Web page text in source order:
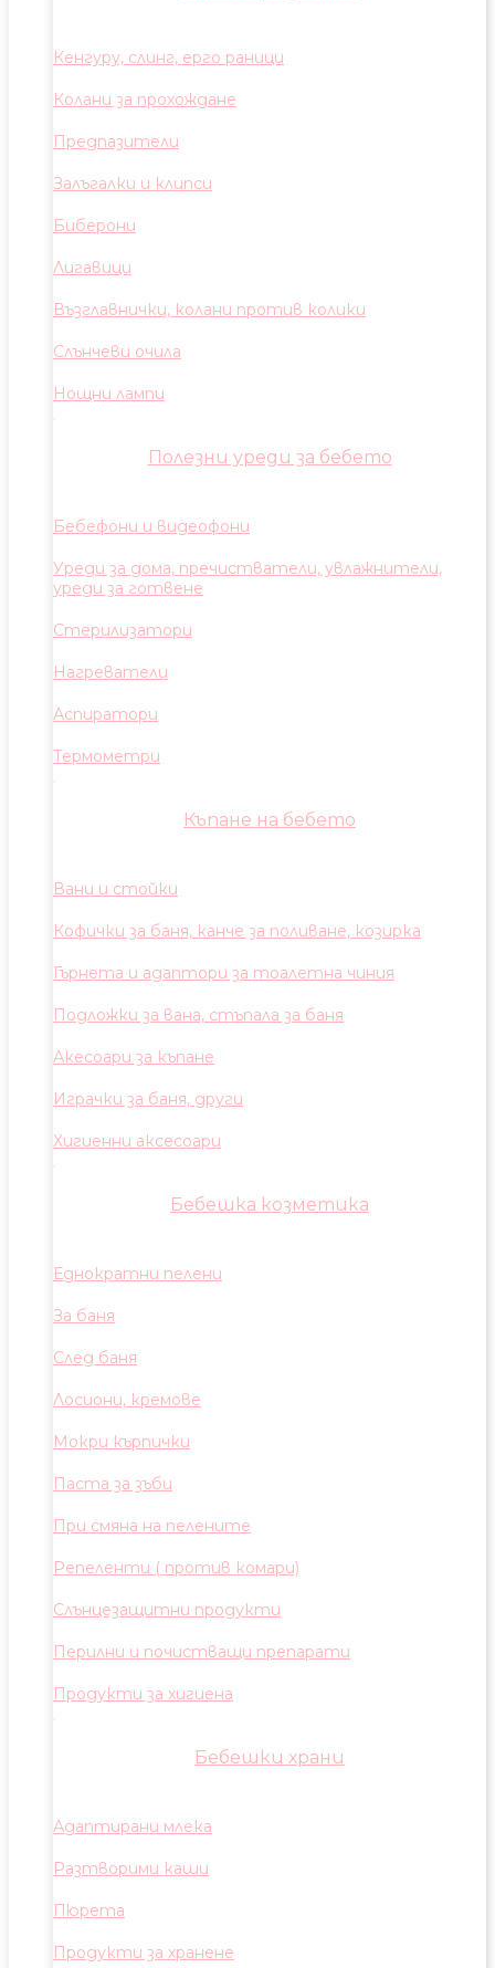
Кенгуру, слинг, ерго раници
Колани за прохождане
Предпазители
Залъгалки и клипси
Биберони
Лигавици
Възглавнички, колани против колики
Слънчеви очила
Нощни лампи
Полезни уреди за бебето
Бебефони и видеофони
Уреди за дома, пречистватели, увлажнители,
уреди за готвене
Стерилизатори
Нагреватели
Аспиратори
Термометри
Къпане на бебето
Вани и стойки
Кофички за баня, канче за поливане, козирка
Гърнета и адаптори за тоалетна чиния
Подложки за вана, стъпала за баня
Акесоари за къпане
Играчки за баня, други
Хигиенни аксесоари
Бебешка козметика
Еднократни пелени
За баня
След баня
Лосиони, кремове
Мокри кърпички
Паста за зъби
При смяна на пелените
Репеленти ( против комари)
Слънцезащитни продукти
Перилни и почистващи препарати
Продукти за хигиена
Бебешки храни
Адаптирани млека
Разтворими каши
Пюрета
Продукти за хранене